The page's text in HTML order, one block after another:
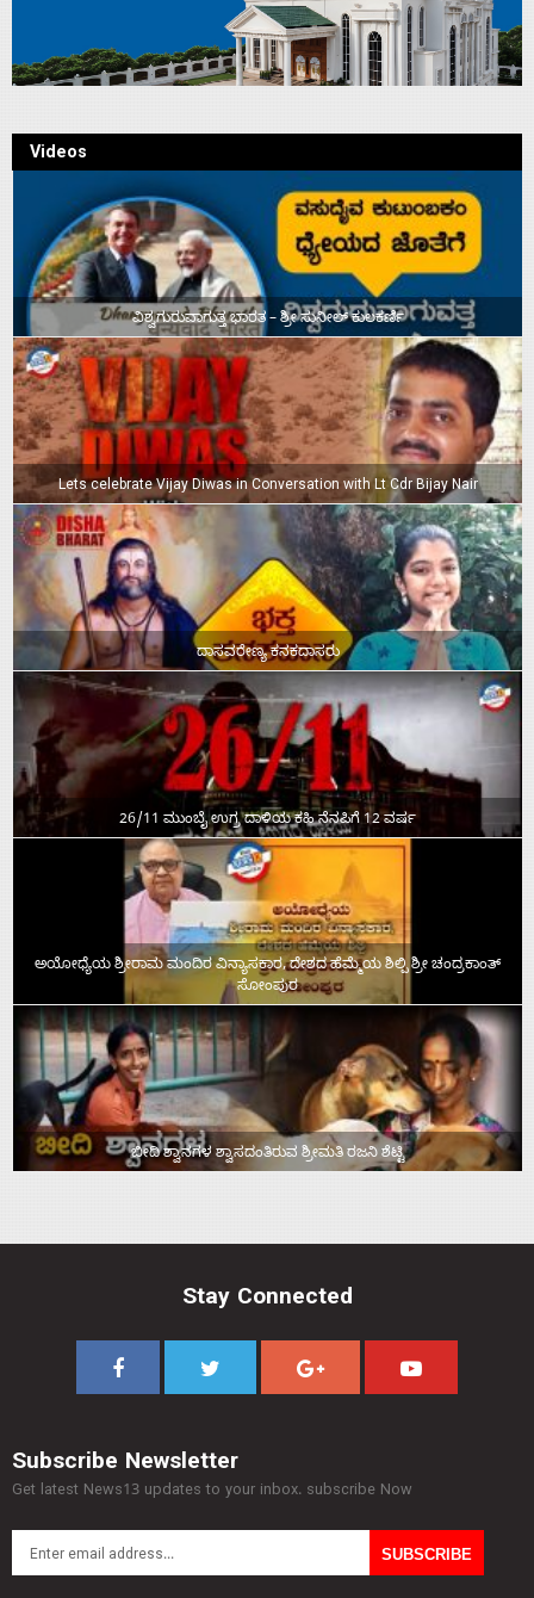
Videos
ವಿಶ್ವಗುರುವಾಗುತ್ತ ಭಾರತ – ಶ್ರೀ ಸುನೀಲ್‌ ಕುಲಕರ್ಣಿ
Lets celebrate Vijay Diwas in Conversation with Lt Cdr Bijay Nair
ದಾಸವರೇಣ್ಯ ಕನಕದಾಸರು
26/11 ಮುಂಬೈ ಉಗ್ರ ದಾಳಿಯ ಕಹಿ ನೆನಪಿಗೆ 12 ವರ್ಷ
ಅಯೋಧ್ಯೆಯ ಶ್ರೀರಾಮ ಮಂದಿರ ವಿನ್ಯಾಸಕಾರ, ದೇಶದ ಹೆಮ್ಮೆಯ ಶಿಲ್ಪಿ ಶ್ರೀ ಚಂದ್ರಕಾಂತ್‌
ಸೋಂಪುರ
ಬೀದಿ ಶ್ವಾನಗಳ ಶ್ವಾಸದಂತಿರುವ ಶ್ರೀಮತಿ ರಜನಿ ಶೆಟ್ಟಿ
Stay Connected
Subscribe Newsletter
Get latest News13 updates to your inbox. subscribe Now